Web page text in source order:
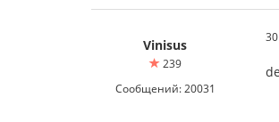
Vinisus
239
Сообщений: 20031